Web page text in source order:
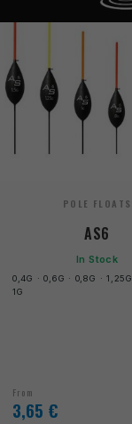
POLE FLOATS
AS6
In Stock
0,4G · 0,6G · 0,8G ·
1G
From
3,65 €